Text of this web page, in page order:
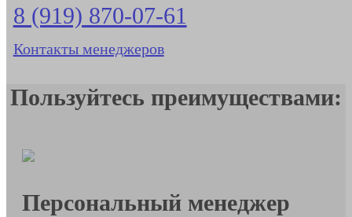
8 (919) 870-07-61
Контакты менеджеров
Пользуйтесь преимуществами:
Персональный менеджер